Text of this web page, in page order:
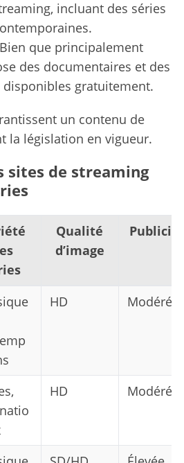
incluant des séries
que principalement
des documentaires et des
disponibles gratuitement.
un contenu de
la législation en vigueur.
sites de streaming
Qualité
d’image
HD Modérée
HD Modérée